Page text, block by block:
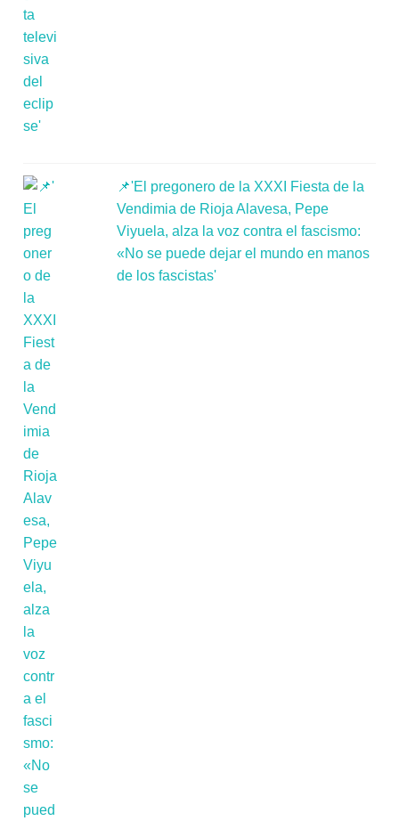
📌'El pregonero de la XXXI Fiesta de la
Vendimia de Rioja Alavesa, Pepe
Viyuela, alza la voz contra el fascismo:
«No se puede dejar el mundo en manos
de los fascistas'